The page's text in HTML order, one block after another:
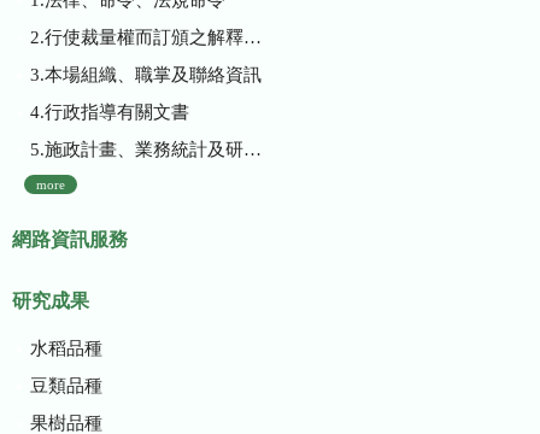
2.行使裁量權而訂頒之解釋性規定及裁量基準
3.本場組織、職掌及聯絡資訊
4.行政指導有關文書
5.施政計畫、業務統計及研究報告
more
網路資訊服務
研究成果
水稻品種
豆類品種
果樹品種